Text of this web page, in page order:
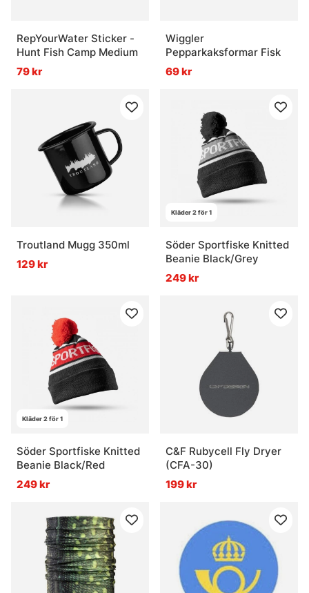
RepYourWater Sticker -
Hunt Fish Camp Medium
79 kr
Wiggler
Pepparkaksformar Fisk
69 kr
Troutland Mugg 350ml
129 kr
Kläder 2 för 1
Söder Sportfiske Knitted
Beanie Black/Grey
249 kr
Kläder 2 för 1
Söder Sportfiske Knitted
Beanie Black/Red
249 kr
C&F Rubycell Fly Dryer
(CFA-30)
199 kr